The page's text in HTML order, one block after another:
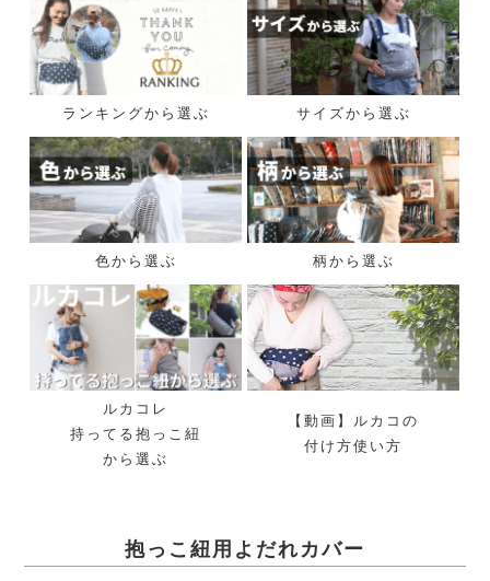
ランキングから選ぶ サイズから選ぶ
色から選ぶ 柄から選ぶ
ルカコレ
持ってる抱っこ紐
から選ぶ
【動画】ルカコの
付け方使い方
抱っこ紐用よだれカバー